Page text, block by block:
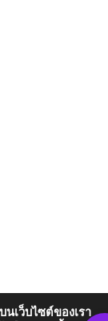
เว็บไซต์ของเรา